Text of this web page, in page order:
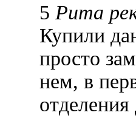
5 Рита
Купили
просто
нем, в